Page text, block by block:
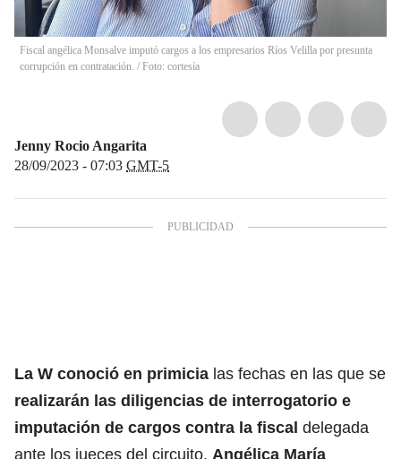
Fiscal angélica Monsalve imputó cargos a los empresarios Ríos Velilla por presunta
corrupción en contratación. / Foto: cortesía
Jenny Rocio Angarita
28/09/2023 - 07:03 GMT-5
La W conoció en primicia las fechas en las que se
realizarán las diligencias de interrogatorio e
imputación de cargos contra la fiscal delegada
ante los jueces del circuito, Angélica María